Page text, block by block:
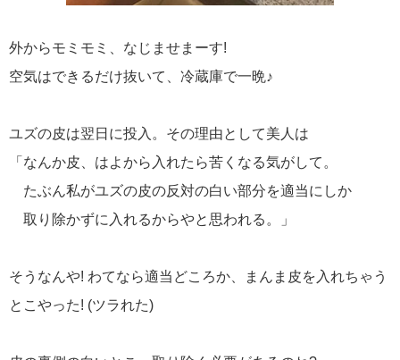
外からモミモミ、なじませまーす!
空気はできるだけ抜いて、冷蔵庫で一晩♪
ユズの皮は翌日に投入。その理由として美人は
「なんか皮、はよから入れたら苦くなる気がして。
たぶん私がユズの皮の反対の白い部分を適当にしか
取り除かずに入れるからやと思われる。」
そうなんや! わてなら適当どころか、まんま皮を入れちゃう
とこやった! (ツラれた)